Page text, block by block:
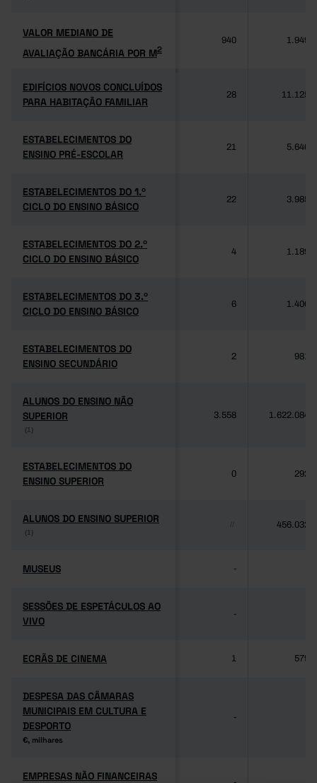
VALOR MEDIANO DE
AVALIAÇÃO BANCÁRIA POR M2
VALOR MEDIANO DE
AVALIAÇÃO BANCÁRIA POR M2
940 1.949
EDIFÍCIOS NOVOS CONCLUÍDOS
PARA HABITAÇÃO FAMILIAR
EDIFÍCIOS NOVOS CONCLUÍDOS
PARA HABITAÇÃO FAMILIAR
28 11.125
ESTABELECIMENTOS DO
ENSINO PRÉ-ESCOLAR
ESTABELECIMENTOS DO
ENSINO PRÉ-ESCOLAR
21 5.640
ESTABELECIMENTOS DO 1.º
CICLO DO ENSINO BÁSICO
ESTABELECIMENTOS DO 1.º
CICLO DO ENSINO BÁSICO
22 3.985
ESTABELECIMENTOS DO 2.º
CICLO DO ENSINO BÁSICO
ESTABELECIMENTOS DO 2.º
CICLO DO ENSINO BÁSICO
4 1.189
ESTABELECIMENTOS DO 3.º
CICLO DO ENSINO BÁSICO
ESTABELECIMENTOS DO 3.º
CICLO DO ENSINO BÁSICO
6 1.406
ESTABELECIMENTOS DO
ENSINO SECUNDÁRIO
ESTABELECIMENTOS DO
ENSINO SECUNDÁRIO
2 981
ALUNOS DO ENSINO NÃO
SUPERIOR
(1)
ALUNOS DO ENSINO NÃO
SUPERIOR
(1)
3.558 1.622.084
ESTABELECIMENTOS DO
ENSINO SUPERIOR
ESTABELECIMENTOS DO
ENSINO SUPERIOR
0 292
ALUNOS DO ENSINO SUPERIOR
(1)
ALUNOS DO ENSINO SUPERIOR
(1)
456.032
MUSEUS
MUSEUS -
SESSÕES DE ESPETÁCULOS AO
VIVO
SESSÕES DE ESPETÁCULOS AO
VIVO
-
ECRÃS DE CINEMA
ECRÃS DE CINEMA 1 579
DESPESA DAS CÂMARAS
MUNICIPAIS EM CULTURA E
DESPORTO
€, milhares
DESPESA DAS CÂMARAS
MUNICIPAIS EM CULTURA E
DESPORTO
€, milhares
-
EMPRESAS NÃO FINANCEIRAS
EMPRESAS NÃO FINANCEIRAS